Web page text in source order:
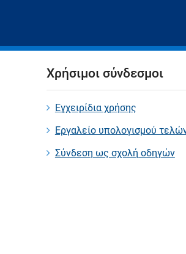
Χρήσιμοι σύνδεσμοι
Εγχειρίδια χρήσης
Εργαλείο υπολογισμού
Σύνδεση ως σχολή οδηγών